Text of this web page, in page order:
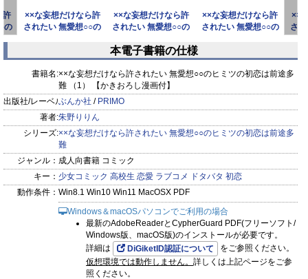
なんと楓に助けられ、一緒に保健室に行くことになり…!?
この恋は、あくまで「妄想」だけだったはずなのに──―…
っ！
無愛想○○のよこしまな初恋・第1巻♪
許
の
××な妄想だけなら許
されたい 無愛想○○の
××な妄想だけなら許
されたい 無愛想○○の
××な妄想だけなら許
されたい 無愛想○○の
××
さ
prev next
本電子書籍の仕様
書籍名:××な妄想だけなら許されたい 無愛想○○のヒミツの初恋は前途多
難 （1） 【かきおろし漫画付】
出版社/レーベル:ぶんか社 / PRIMO
著者:朱野りりん
シリーズ:××な妄想だけなら許されたい 無愛想○○のヒミツの初恋は前途多
難
ジャンル： 成人向書籍 コミック
キー： 少女コミック 高校生 恋愛 ラブコメ ドタバタ 初恋
動作条件： Win8.1 Win10 Win11 MacOSX PDF
Windows＆macOSパソコンでご利用の場合
最新のAdobeReaderとCypherGuard PDF(フリーソフト/
Windows版、macOS版)のインストールが必要です。
詳細は
DiGiketID認証について
をご参照ください。
仮想環境では動作しません。 詳しくは上記ページをご参
照ください。